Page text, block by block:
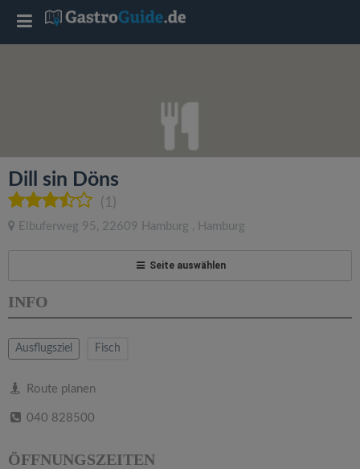
Dill sin Döns
(1)
Elbuferweg 95 , 22609 Hamburg , Hamburg
Seite auswählen
INFO
Ausflugsziel Fisch
Route planen
040 828500
ÖFFNUNGSZEITEN
T
l
e
a
v